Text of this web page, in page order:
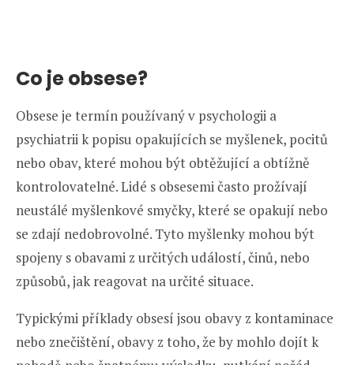
Co je obsese?
Obsese je termín používaný v psychologii a
psychiatrii k popisu opakujících se myšlenek, pocitů
nebo obav, které mohou být obtěžující a obtížně
kontrolovatelné. Lidé s obsesemi často prožívají
neustálé myšlenkové smyčky, které se opakují nebo
se zdají nedobrovolné. Tyto myšlenky mohou být
spojeny s obavami z určitých událostí, činů, nebo
způsobů, jak reagovat na určité situace.
Typickými příklady obsesí jsou obavy z kontaminace
nebo znečištění, obavy z toho, že by mohlo dojít k